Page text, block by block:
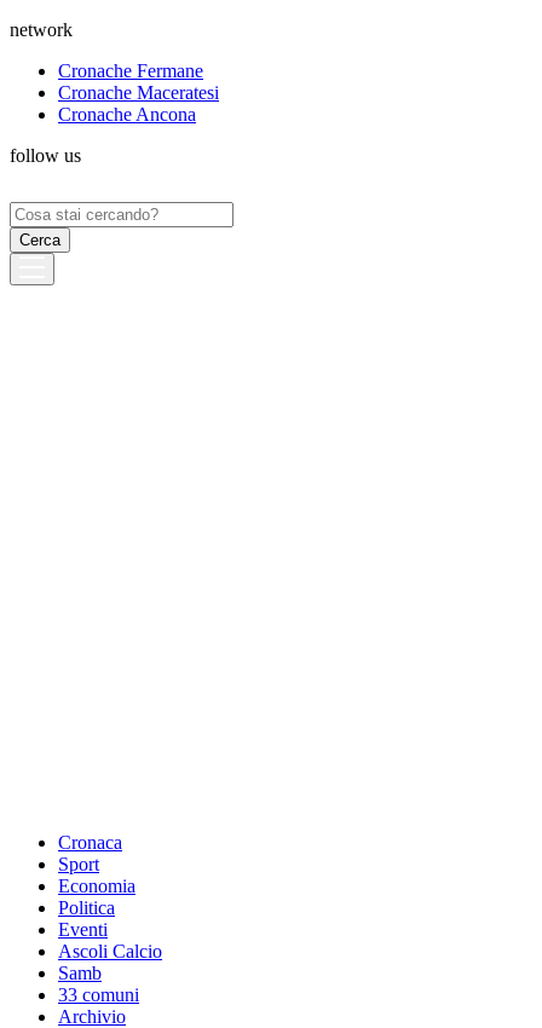
network
Cronache Fermane
Cronache Maceratesi
Cronache Ancona
follow us
Ricerca
per:
Cronaca
Sport
Economia
Politica
Eventi
Ascoli Calcio
Samb
33 comuni
Archivio